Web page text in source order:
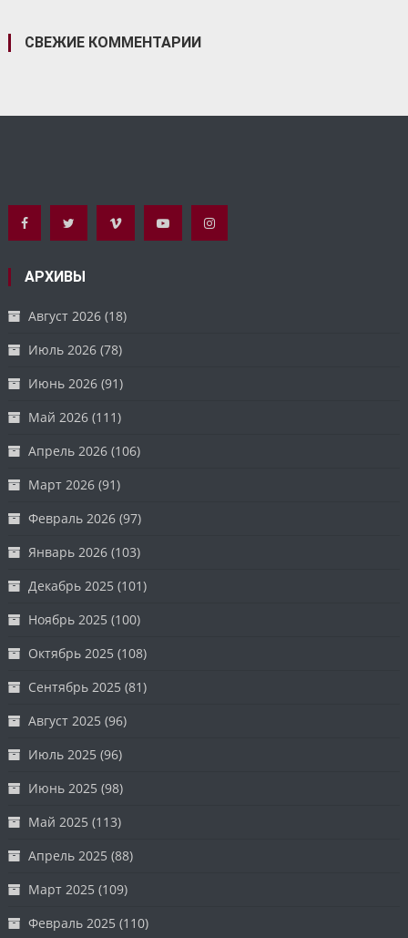
СВЕЖИЕ КОММЕНТАРИИ
АРХИВЫ
Август 2026 (18)
Июль 2026 (78)
Июнь 2026 (91)
Май 2026 (111)
Апрель 2026 (106)
Март 2026 (91)
Февраль 2026 (97)
Январь 2026 (103)
Декабрь 2025 (101)
Ноябрь 2025 (100)
Октябрь 2025 (108)
Сентябрь 2025 (81)
Август 2025 (96)
Июль 2025 (96)
Июнь 2025 (98)
Май 2025 (113)
Апрель 2025 (88)
Март 2025 (109)
Февраль 2025 (110)